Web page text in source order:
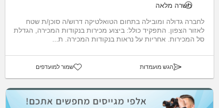
משרה מלאה
לחברה גדולה ומובילה בתחום הטואלטיקה דרוש/ה סוכן/ת שטח
לאזור הצפון. התפקיד כולל: ביצוע מכירות בנקודות המכירה, הגדלת
סל המכירות. אחריות על נראות בנקודות המכירה. ת...
הגש מועמדות שמור למועדפים